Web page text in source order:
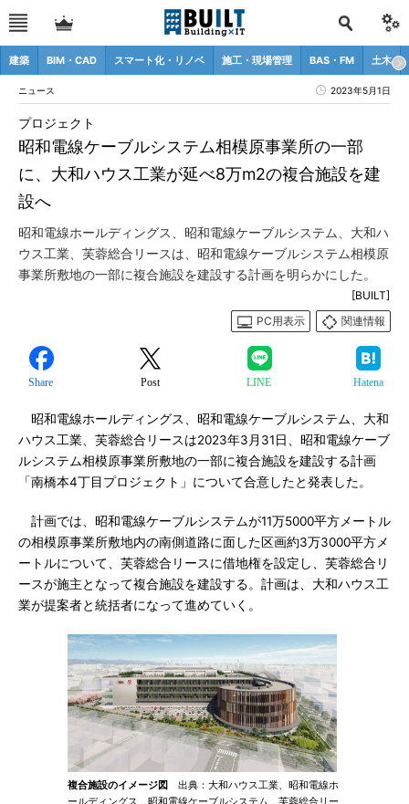
建築 BIM・CAD スマート化・リノベ 施工・現場管理 BAS・FM 土木
ニュース 2023年5月1日
昭和電線ケーブルシステム相模原事業所の一部
に、大和ハウス工業が延べ8万m2の複合施設を建
設へ
プロジェクト
昭和電線ホールディングス、昭和電線ケーブルシステム、大和ハ
ウス工業、芙蓉総合リースは、昭和電線ケーブルシステム相模原
事業所敷地の一部に複合施設を建設する計画を明らかにした。
[BUILT]
PC用表示
関連情報
Share Post LINE Hatena
昭和電線ホールディングス、昭和電線ケーブルシステム、大和
ハウス工業、芙蓉総合リースは2023年3月31日、昭和電線ケーブ
ルシステム相模原事業所敷地の一部に複合施設を建設する計画
「南橋本4丁目プロジェクト」について合意したと発表した。
計画では、昭和電線ケーブルシステムが11万5000平方メートル
の相模原事業所敷地内の南側道路に面した区画約3万3000平方メ
ートルについて、芙蓉総合リースに借地権を設定し、芙蓉総合リ
ースが施主となって複合施設を建設する。計画は、大和ハウス工
業が提案者と統括者になって進めていく。
複合施設のイメージ図
出典：大和ハウス工業、昭和電線ホ
ールディングス、昭和電線ケーブルシステム、芙蓉総合リー